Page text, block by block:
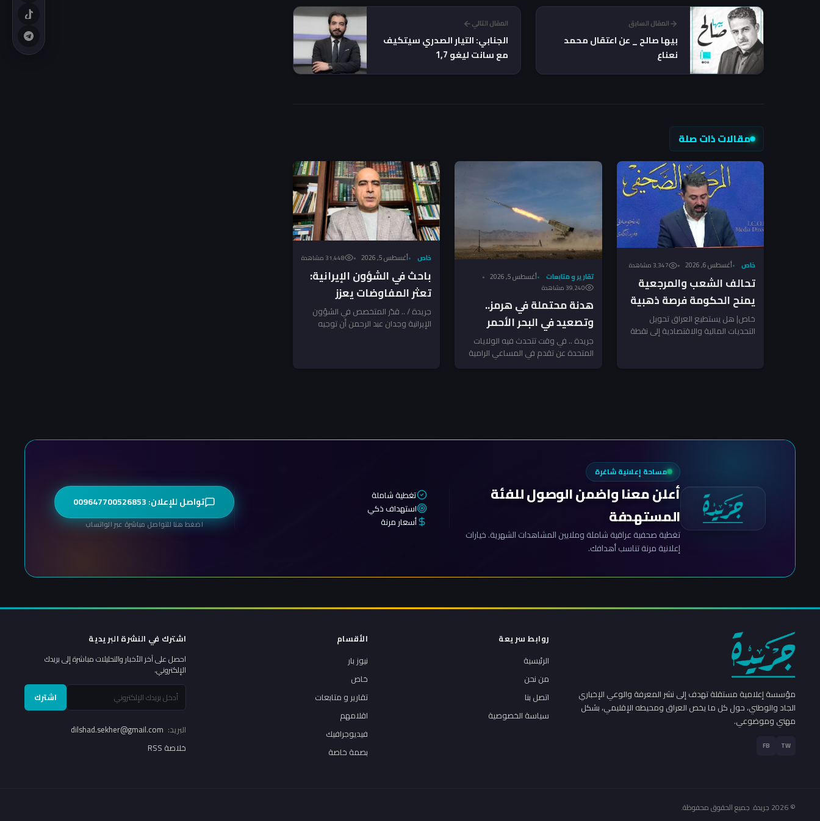
المقال السابق
بيها صالح _ عن اعتقال محمد
نعناع
المقال التالي
الجنابي: التيار الصدري سيتكيف
مع سانت ليغو 1,7
مقالات ذات صلة
خاص أغسطس 6, 2026 3٬347 مشاهدة
تحالف الشعب والمرجعية
يمنح الحكومة فرصة ذهبية
لضرب الفساد – النائب
الشرماني لـ”جريدة”
خاص| هل يستطيع العراق تحويل
التحديات المالية والاقتصادية إلى نقطة
تقارير و متابعات أغسطس 5, 2026
39٬240 مشاهدة
هدنة محتملة في هرمز..
وتصعيد في البحر الأحمر
يهدد أمن الملاحة الإقليمي!
جريدة .. في وقت تتحدث فيه الولايات
المتحدة عن تقدم في المساعي الرامية
خاص أغسطس 5, 2026 31٬448 مشاهدة
باحث في الشؤون الإيرانية:
تعثر المفاوضات يعزز
احتمالات ضربة أميركية
لإيران
جريدة / .. قدّر المتخصص في الشؤون
الإيرانية وجدان عبد الرحمن أن توجيه
مساحة إعلانية شاغرة
أعلن معنا واضمن الوصول للفئة
المستهدفة
تغطية صحفية عراقية شاملة وملايين المشاهدات الشهرية. خيارات
إعلانية مرنة تناسب أهدافك.
تغطية شاملة
استهداف ذكي
أسعار مرنة
تواصل للإعلان: 009647700526853
اضغط هنا للتواصل مباشرة عبر الواتساب
مؤسسة إعلامية مستقلة تهدف إلى نشر المعرفة والوعي الإخباري
الجاد والوطني، حول كل ما يخص العراق ومحيطه الإقليمي، بشكل
مهني وموضوعي.
TW
FB
روابط سريعة
الرئيسية
من نحن
اتصل بنا
سياسة الخصوصية
الأقسام
نيوز بار
خاص
تقارير و متابعات
اقلامهم
فيديوجرافيك
بصمة خاصة
اشترك في النشرة البريدية
احصل على آخر الأخبار والتحليلات مباشرة إلى بريدك
الإلكتروني.
اشترك
البريد:
خلاصة RSS
© 2026 جريدة. جميع الحقوق محفوظة.